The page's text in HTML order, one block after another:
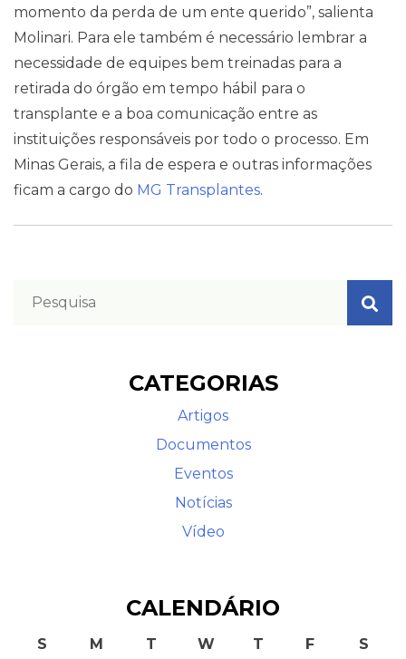
momento da perda de um ente querido”, salienta
Molinari. Para ele também é necessário lembrar a
necessidade de equipes bem treinadas para a
retirada do órgão em tempo hábil para o
transplante e a boa comunicação entre as
instituições responsáveis por todo o processo. Em
Minas Gerais, a fila de espera e outras informações
ficam a cargo do MG Transplantes.
CATEGORIAS
Artigos
Documentos
Eventos
Notícias
Vídeo
CALENDÁRIO
S M T W T F
S